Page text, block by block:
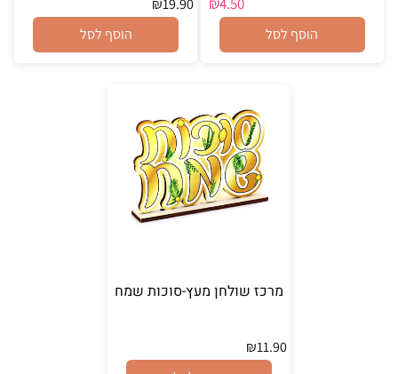
הוסף לסל
₪19.90
הוסף לסל
מרכז שולחן מעץ-סוכות שמח
₪11.90